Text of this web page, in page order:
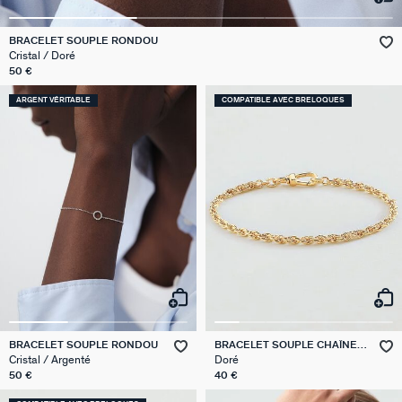
VICTOIRE
GÉNÉRATION AGATHA
SUR LA PEAU
BRACELET SOUPLE RONDOU
Cristal / Doré
50 €
ARGENT VÉRITABLE
BRACELET SOUPLE RONDOU
Cristal / Argenté
50 €
COMPATIBLE AVEC BRELOQUES
BRACELET SOUPLE CHAÎNE
CORDE
Doré
40 €